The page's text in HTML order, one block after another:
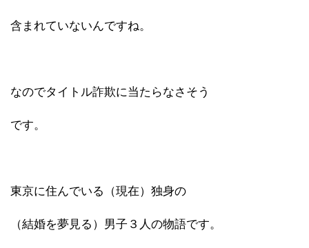
含まれていないんですね。
なのでタイトル詐欺に当たらなさそう
です。
東京に住んでいる（現在）独身の
（結婚を夢見る）男子３人の物語です。